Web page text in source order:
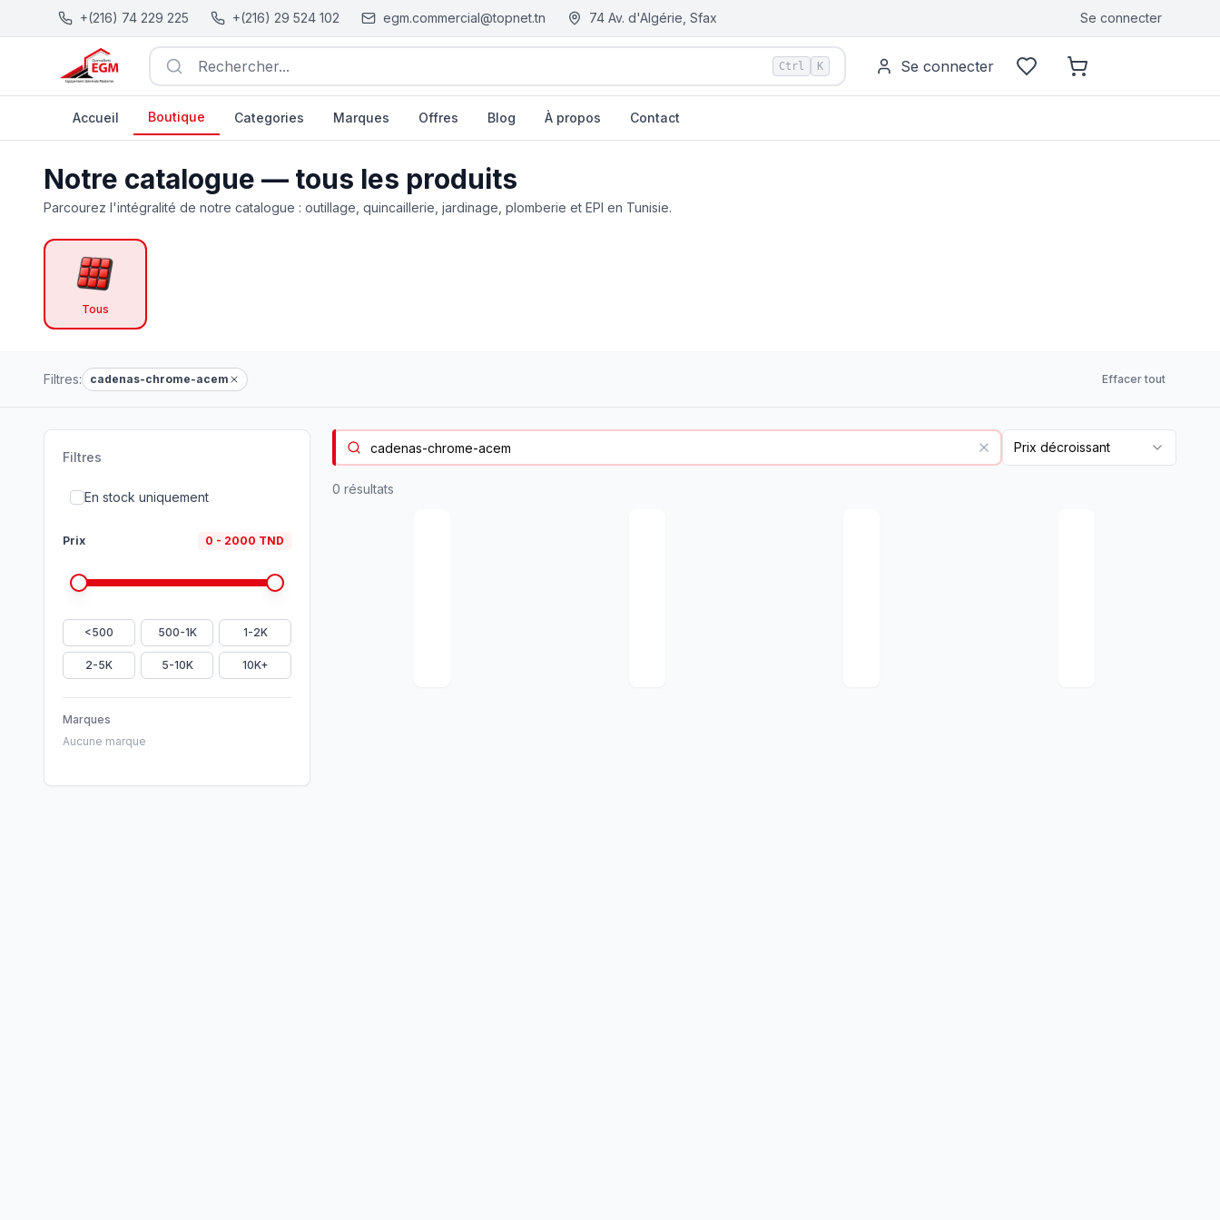
+(216) 74 229 225 +(216) 29 524 102 egm.commercial@topnet.tn 74 Av. d'Algérie, Sfax Se connecter
Rechercher... Ctrl K Se connecter
Accueil Boutique Categories Marques Offres Blog À propos Contact
Notre catalogue — tous les produits
Parcourez l'intégralité de notre catalogue : outillage, quincaillerie, jardinage, plomberie et EPI en Tunisie.
Tous
Filtres: cadenas-chrome-acem Effacer tout
Filtres
En stock uniquement
Prix 0 - 2000 TND
<500 500-1K 1-2K
2-5K 5-10K 10K+
Marques
Aucune marque
Prix décroissant
0 résultats